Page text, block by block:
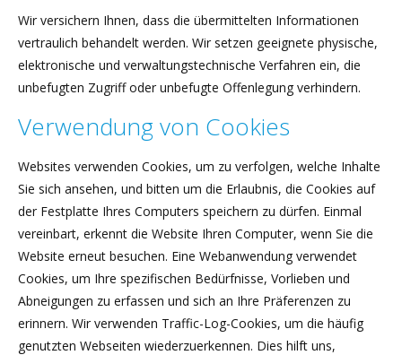
Wir versichern Ihnen, dass die übermittelten Informationen
vertraulich behandelt werden. Wir setzen geeignete physische,
elektronische und verwaltungstechnische Verfahren ein, die
unbefugten Zugriff oder unbefugte Offenlegung verhindern.
Verwendung von Cookies
Websites verwenden Cookies, um zu verfolgen, welche Inhalte
Sie sich ansehen, und bitten um die Erlaubnis, die Cookies auf
der Festplatte Ihres Computers speichern zu dürfen. Einmal
vereinbart, erkennt die Website Ihren Computer, wenn Sie die
Website erneut besuchen. Eine Webanwendung verwendet
Cookies, um Ihre spezifischen Bedürfnisse, Vorlieben und
Abneigungen zu erfassen und sich an Ihre Präferenzen zu
erinnern. Wir verwenden Traffic-Log-Cookies, um die häufig
genutzten Webseiten wiederzuerkennen. Dies hilft uns,